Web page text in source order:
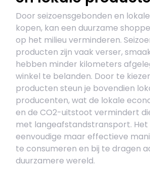
Door seizoensgebonden en
kopen, kan een duurzame
op het milieu verminderen.
producten zijn vaak verser,
hebben minder kilometers
winkel te belanden. Door te
producten steun je bovendien
producenten, wat de lokale
en de CO2-uitstoot vermindert
met langeafstandstransport. Het
eenvoudige maar effectieve
te consumeren en bij te dragen
duurzamere wereld.